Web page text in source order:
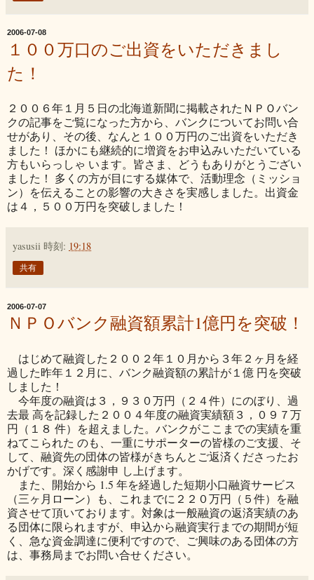
2006-07-08
１００万口のご出資をいただきまし
た！
２００６年１月５日の北海道新聞に掲載されたＮＰＯバン
クの記事をご覧になった方から、バンクについてお問い合
せがあり、その後、なんと１００万円のご出資をいただき
ました！ ほかにも継続的に増資をお申込みいただいている
方もいらっしゃ います。皆さま、どうもありがとうござい
ました！ 多くの方が目にする媒体で、活動理念（ミッショ
ン）を伝えることの影響の大きさを実感しました。出資金
は４，５００万円を突破しました！
yasusii 時刻: 19:18
共有
2006-07-07
ＮＰＯバンク融資額累計1億円を突破！
はじめて融資した２００２年１０月から３年２ヶ月を経
過した昨年１２月に、バンク融資額の累計が１億 円を突破
しました！
今年度の融資は３，９３０万円（２４件）にのぼり、過
去最 高を記録した２００４年度の融資実績額３，０９７万
円（１８ 件）を超えました。バンクがここまでの実績を重
ねてこられた のも、一重にサポーターの皆様のご支援、そ
して、融資先の団体の皆様がきちんとご返済くださったお
かげです。深く感謝申 し上げます。
また、開始から 1.5 年を経過した短期小口融資サービス
（三ヶ月ローン）も、これまでに２２０万円（５件）を融
資させて頂いております。対象は一般融資の返済実績のあ
る団体に限られますが、申込から融資実行までの期間が短
く、急な資金調達に便利ですので、ご興味のある団体の方
は、事務局までお問い合せください。